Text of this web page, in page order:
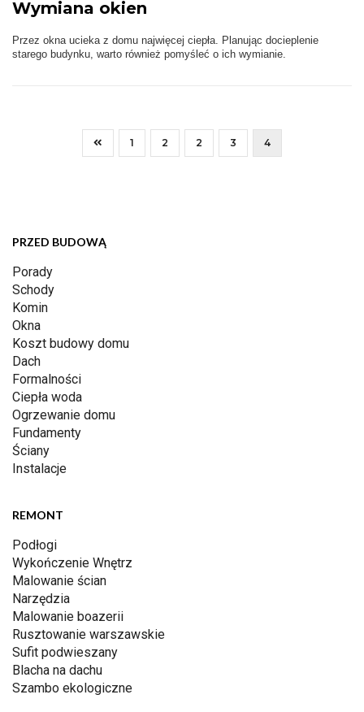
Wymiana okien
Przez okna ucieka z domu najwięcej ciepła. Planując docieplenie
starego budynku, warto również pomyśleć o ich wymianie.
1 2 2 3 4
PRZED BUDOWĄ
Porady
Schody
Komin
Okna
Koszt budowy domu
Dach
Formalności
Ciepła woda
Ogrzewanie domu
Fundamenty
Ściany
Instalacje
REMONT
Podłogi
Wykończenie Wnętrz
Malowanie ścian
Narzędzia
Malowanie boazerii
Rusztowanie warszawskie
Sufit podwieszany
Blacha na dachu
Szambo ekologiczne